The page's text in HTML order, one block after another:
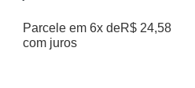
Parcele em 6x deR$ 24,58
com juros